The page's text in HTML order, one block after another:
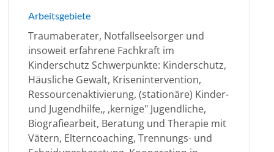
Arbeitsgebiete
Traumaberater, Notfallseelsorger und
insoweit erfahrene Fachkraft im
Kinderschutz Schwerpunkte: Kinderschutz,
Häusliche Gewalt, Krisenintervention,
Ressourcenaktivierung, (stationäre) Kinder-
und Jugendhilfe,, ,kernige" Jugendliche,
Biografiearbeit, Beratung und Therapie mit
Vätern, Elterncoaching, Trennungs- und